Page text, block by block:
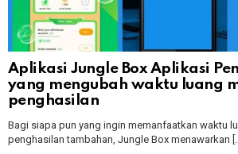
Aplikasi Jungle Box Aplikasi
yang mengubah waktu luang
penghasilan
Bagi siapa pun yang ingin memanfaatkan waktu
penghasilan tambahan, Jungle Box menawarkan